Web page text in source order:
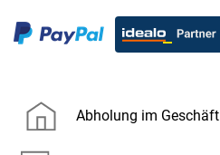
Abholung im Geschäft